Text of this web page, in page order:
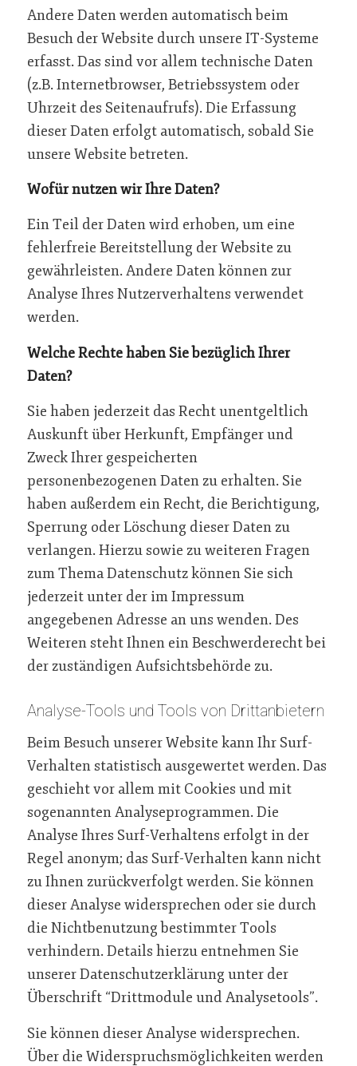
Andere Daten werden automatisch beim
Besuch der Website durch unsere IT-Systeme
erfasst. Das sind vor allem technische Daten
(z.B. Internetbrowser, Betriebssystem oder
Uhrzeit des Seitenaufrufs). Die Erfassung
dieser Daten erfolgt automatisch, sobald Sie
unsere Website betreten.
Wofür nutzen wir Ihre Daten?
Ein Teil der Daten wird erhoben, um eine
fehlerfreie Bereitstellung der Website zu
gewährleisten. Andere Daten können zur
Analyse Ihres Nutzerverhaltens verwendet
werden.
Welche Rechte haben Sie bezüglich Ihrer
Daten?
Sie haben jederzeit das Recht unentgeltlich
Auskunft über Herkunft, Empfänger und
Zweck Ihrer gespeicherten
personenbezogenen Daten zu erhalten. Sie
haben außerdem ein Recht, die Berichtigung,
Sperrung oder Löschung dieser Daten zu
verlangen. Hierzu sowie zu weiteren Fragen
zum Thema Datenschutz können Sie sich
jederzeit unter der im Impressum
angegebenen Adresse an uns wenden. Des
Weiteren steht Ihnen ein Beschwerderecht bei
der zuständigen Aufsichtsbehörde zu.
Analyse-Tools und Tools von Drittanbietern
Beim Besuch unserer Website kann Ihr Surf-
Verhalten statistisch ausgewertet werden. Das
geschieht vor allem mit Cookies und mit
sogenannten Analyseprogrammen. Die
Analyse Ihres Surf-Verhaltens erfolgt in der
Regel anonym; das Surf-Verhalten kann nicht
zu Ihnen zurückverfolgt werden. Sie können
dieser Analyse widersprechen oder sie durch
die Nichtbenutzung bestimmter Tools
verhindern. Details hierzu entnehmen Sie
unserer Datenschutzerklärung unter der
Überschrift “Drittmodule und Analysetools”.
Sie können dieser Analyse widersprechen.
Über die Widerspruchsmöglichkeiten werden